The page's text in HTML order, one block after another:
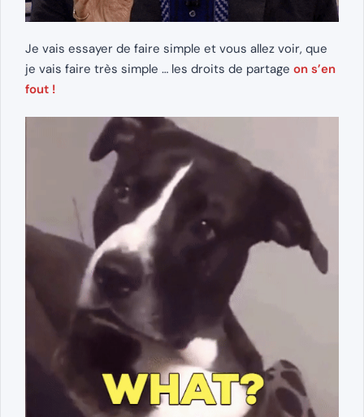
Je vais essayer de faire simple et vous allez voir, que
je vais faire très simple … les droits de partage on s’en
fout !